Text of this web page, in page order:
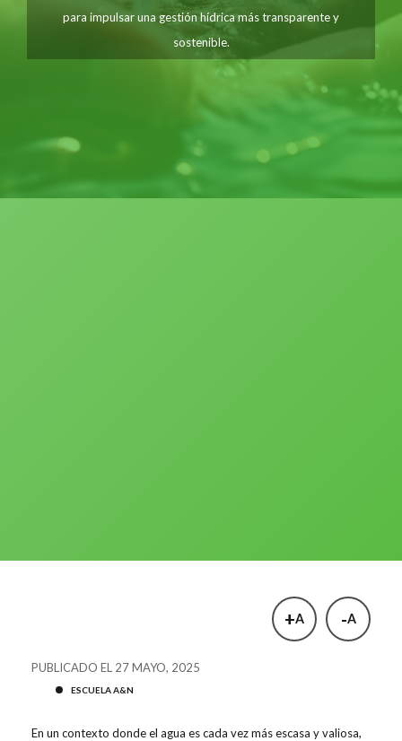
para impulsar una gestión hídrica más transparente y
sostenible.
+A -A
PUBLICADO EL 27 MAYO, 2025
ESCUELA A&N
En un contexto donde el agua es cada vez más escasa y valiosa,